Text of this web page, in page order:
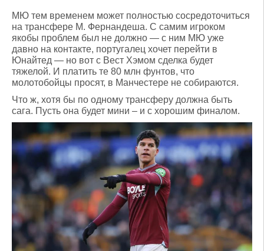
МЮ тем временем может полностью сосредоточиться
на трансфере М. Фернандеша. С самим игроком
якобы проблем был не должно — с ним МЮ уже
давно на контакте, португалец хочет перейти в
Юнайтед — но вот с Вест Хэмом сделка будет
тяжелой. И платить те 80 млн фунтов, что
молотобойцы просят, в Манчестере не собираются.
Что ж, хотя бы по одному трансферу должна быть
сага. Пусть она будет мини – и с хорошим финалом.